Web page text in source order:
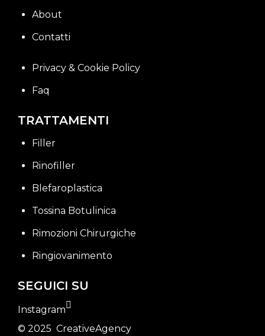
About
Contatti
Privacy & Cookie Policy
Faq
TRATTAMENTI
Filler
Rinofiller
Blefaroplastica
Tossina Botulinica
Rimozioni Chirurgiche
Ringiovanimento
SEGUICI SU
Instagram
© 2025 CreativeAgency